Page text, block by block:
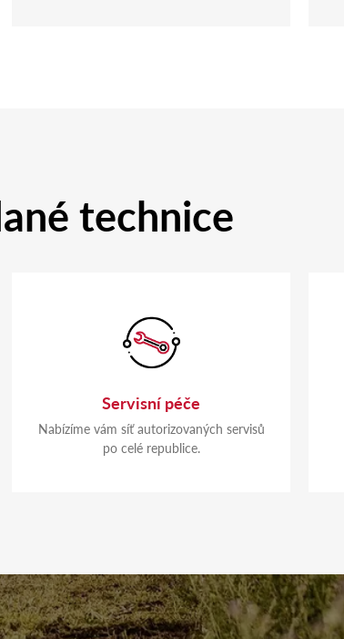
technice
Servisní péče
Nabízíme vám síť autorizovaných servisů
po celé republice.